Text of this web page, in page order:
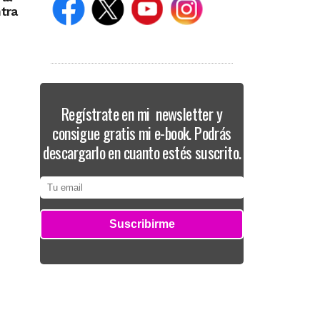
Regístrate en mi newsletter y
consigue gratis mi e-book. Podrás
descargarlo en cuanto estés suscrito.